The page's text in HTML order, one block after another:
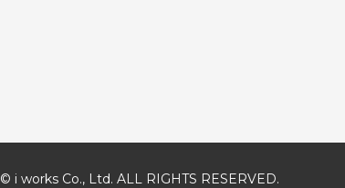
© i works Co., Ltd. ALL RIGHTS RESERVED.